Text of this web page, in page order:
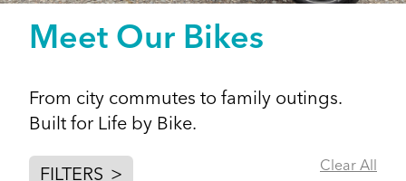
Meet Our Bikes
From city commutes to family outings.
Built for Life by Bike.
FILTERS > Clear All